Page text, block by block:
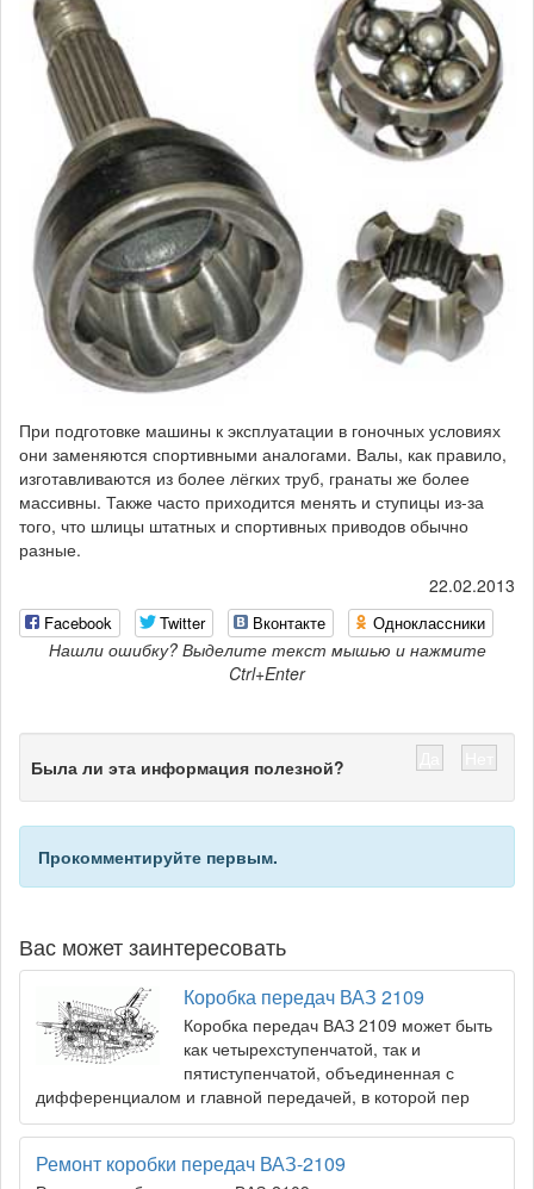
При подготовке машины к эксплуатации в гоночных условиях
они заменяются спортивными аналогами. Валы, как правило,
изготавливаются из более лёгких труб, гранаты же более
массивны. Также часто приходится менять и ступицы из-за
того, что шлицы штатных и спортивных приводов обычно
разные.
22.02.2013
Facebook Twitter Вконтакте Одноклассники
Нашли ошибку? Выделите текст мышью и нажмите
Ctrl+Enter
Была ли эта информация полезной?
Прокомментируйте первым.
Вас может заинтересовать
Коробка передач ВАЗ 2109
Коробка передач ВАЗ 2109 может быть
как четырехступенчатой, так и
пятиступенчатой, объединенная с
дифференциалом и главной передачей, в которой пер
Ремонт коробки передач ВАЗ-2109